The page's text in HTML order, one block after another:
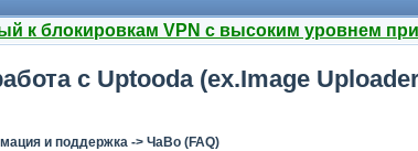
к блокировкам VPN с высоким уровнем
с Uptooda (ex.Image
и поддержка-> ЧаВо (FAQ)